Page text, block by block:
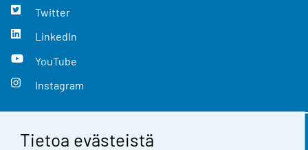
Tietoa evästeistä
Twitter
LinkedIn
YouTube
Instagram
Yhteystiedot